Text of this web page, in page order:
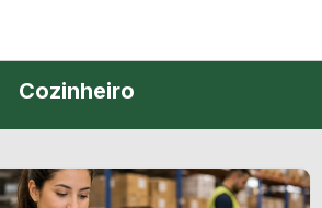
Cozinheiro